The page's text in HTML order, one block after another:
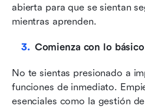
abierta para que se sientan
mientras aprenden.
Comienza con lo
No te sientas presionado a
funciones de inmediato.
esenciales como la gestión